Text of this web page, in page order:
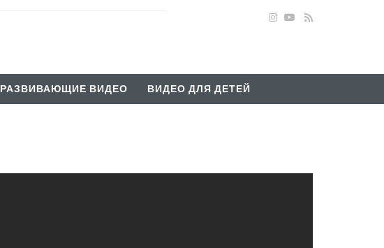
РАЗВИВАЮЩИЕ ВИДЕО ВИДЕО ДЛЯ ДЕТЕЙ